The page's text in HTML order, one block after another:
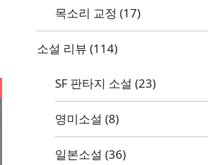
목소리 교정 (17)
소설 리뷰 (114)
SF 판타지 소설 (23)
영미소설 (8)
일본소설 (36)